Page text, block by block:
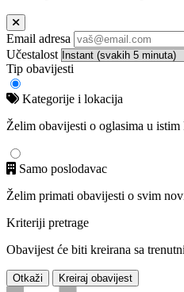
Email adresa
Učestalost
Tip obavijesti
Kategorije i lokacija
Želim obavijesti o oglasima u
Samo poslodavac
Želim primati obavijesti o svim
Kriteriji pretrage
Obavijest će biti kreirana sa
Otkaži Kreiraj obavijest